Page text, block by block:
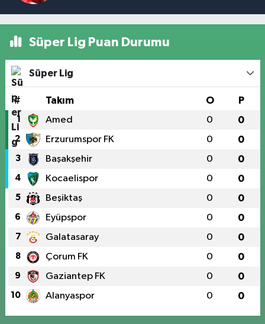
Süper Lig Puan Durumu
Süper Lig
# Takım O P
1 Amed 0 0
2 Erzurumspor FK 0 0
3 Başakşehir 0 0
4 Kocaelispor 0 0
5 Beşiktaş 0 0
6 Eyüpspor 0 0
7 Galatasaray 0 0
8 Çorum FK 0 0
9 Gaziantep FK 0 0
10 Alanyaspor 0 0